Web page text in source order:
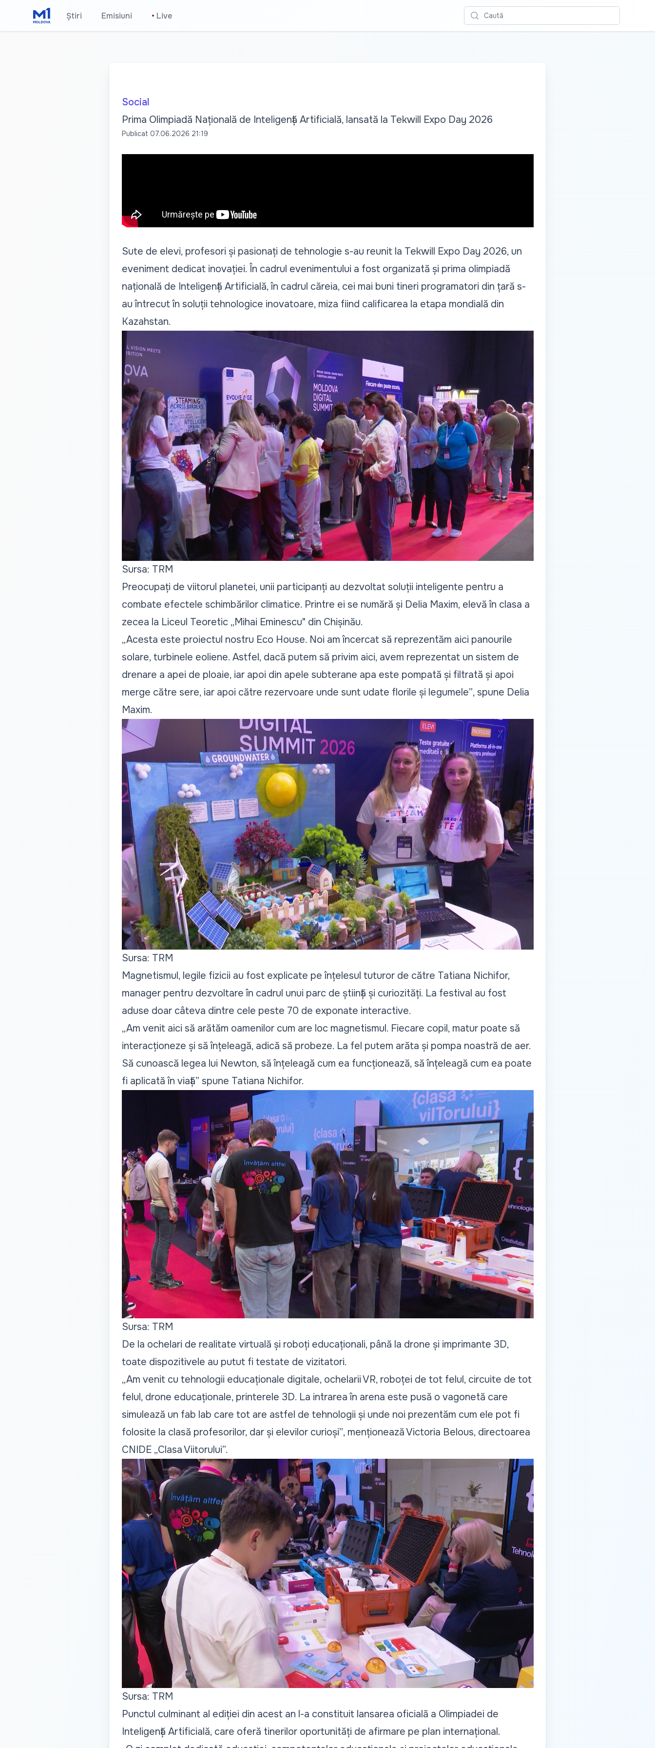
Știri Emisiuni • Live Caută
Social
Prima Olimpiadă Națională de Inteligență Artificială, lansată la Tekwill Expo Day 2026
Publicat 07.06.2026 21:19
Sute de elevi, profesori și pasionați de tehnologie s-au reunit la Tekwill Expo Day 2026, un
eveniment dedicat inovației. În cadrul evenimentului a fost organizată și prima olimpiadă
națională de Inteligență Artificială, în cadrul căreia, cei mai buni tineri programatori din țară s-
au întrecut în soluții tehnologice inovatoare, miza fiind calificarea la etapa mondială din
Kazahstan.
Sursa: TRM
Preocupați de viitorul planetei, unii participanți au dezvoltat soluții inteligente pentru a
combate efectele schimbărilor climatice. Printre ei se numără și Delia Maxim, elevă în clasa a
zecea la Liceul Teoretic „Mihai Eminescu" din Chișinău.
„Acesta este proiectul nostru Eco House. Noi am încercat să reprezentăm aici panourile
solare, turbinele eoliene. Astfel, dacă putem să privim aici, avem reprezentat un sistem de
drenare a apei de ploaie, iar apoi din apele subterane apa este pompată și filtrată și apoi
merge către sere, iar apoi către rezervoare unde sunt udate florile și legumele”, spune Delia
Maxim.
Sursa: TRM
Magnetismul, legile fizicii au fost explicate pe înțelesul tuturor de către Tatiana Nichifor,
manager pentru dezvoltare în cadrul unui parc de știință și curiozități. La festival au fost
aduse doar câteva dintre cele peste 70 de exponate interactive.
„Am venit aici să arătăm oamenilor cum are loc magnetismul. Fiecare copil, matur poate să
interacționeze și să înțeleagă, adică să probeze. La fel putem arăta și pompa noastră de aer.
Să cunoască legea lui Newton, să înțeleagă cum ea funcționează, să înțeleagă cum ea poate
fi aplicată în viață” spune Tatiana Nichifor.
Sursa: TRM
De la ochelari de realitate virtuală și roboți educaționali, până la drone și imprimante 3D,
toate dispozitivele au putut fi testate de vizitatori.
„Am venit cu tehnologii educaționale digitale, ochelarii VR, roboței de tot felul, circuite de tot
felul, drone educaționale, printerele 3D. La intrarea în arena este pusă o vagonetă care
simulează un fab lab care tot are astfel de tehnologii și unde noi prezentăm cum ele pot fi
folosite la clasă profesorilor, dar și elevilor curioși”, menționează Victoria Belous, directoarea
CNIDE „Clasa Viitorului”.
Sursa: TRM
Punctul culminant al ediției din acest an l-a constituit lansarea oficială a Olimpiadei de
Inteligență Artificială, care oferă tinerilor oportunități de afirmare pe plan internațional.